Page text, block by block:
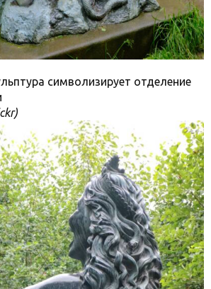
символизирует отделение